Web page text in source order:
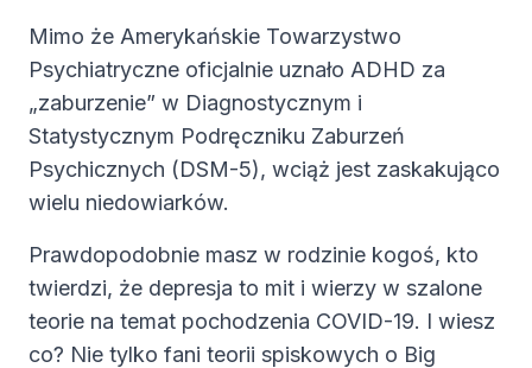
Mimo że Amerykańskie Towarzystwo
Psychiatryczne oficjalnie uznało ADHD za
„zaburzenie” w Diagnostycznym i
Statystycznym Podręczniku Zaburzeń
Psychicznych (DSM-5), wciąż jest zaskakująco
wielu niedowiarków.
Prawdopodobnie masz w rodzinie kogoś, kto
twierdzi, że depresja to mit i wierzy w szalone
teorie na temat pochodzenia COVID-19. I wiesz
co? Nie tylko fani teorii spiskowych o Big